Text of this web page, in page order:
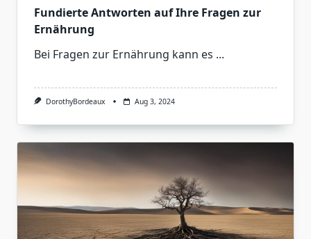
Fundierte Antworten auf Ihre Fragen zur
Ernährung
Bei Fragen zur Ernährung kann es ...
DorothyBordeaux Aug 3, 2024